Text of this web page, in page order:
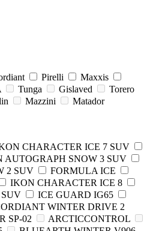
Pirelli
Maxxis
Tunga Gislaved
Torero
Mazzini
Matador
CHARACTER ICE 7 SUV
AUTOGRAPH SNOW 3 SUV
2 SUV
FORMULA ICE
IKON CHARACTER ICE 8
ICE GUARD IG65
WINTER DRIVE 2
SP-02
ARCTICCONTROL